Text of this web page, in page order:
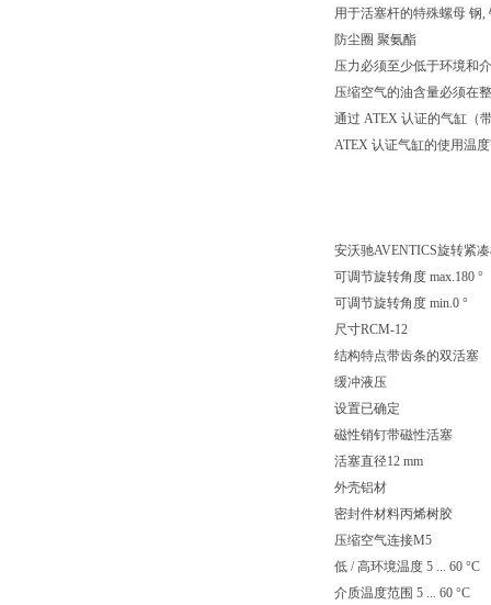
用于活塞杆的特殊螺母 钢,
防尘圈 聚氨酯
压力必须至少低于环境和
压缩空气的油含量必须在
通过 ATEX 认证的气缸（
ATEX 认证气缸的使用温度
安沃驰AVENTICS旋转紧
可调节旋转角度 max.180 °
可调节旋转角度 min.0 °
尺寸RCM-12
结构特点带齿条的双活塞
缓冲液压
设置已确定
磁性销钉带磁性活塞
活塞直径12 mm
外壳铝材
密封件材料丙烯树胶
压缩空气连接M5
低 / 高环境温度 5 ... 60 °C
介质温度范围 5 ... 60 °C